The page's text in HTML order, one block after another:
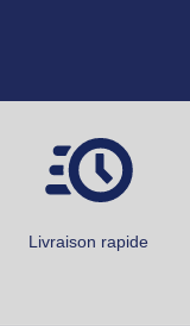
Livraison rapide